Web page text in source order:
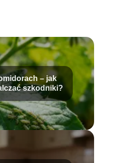
– jak
szkodniki?